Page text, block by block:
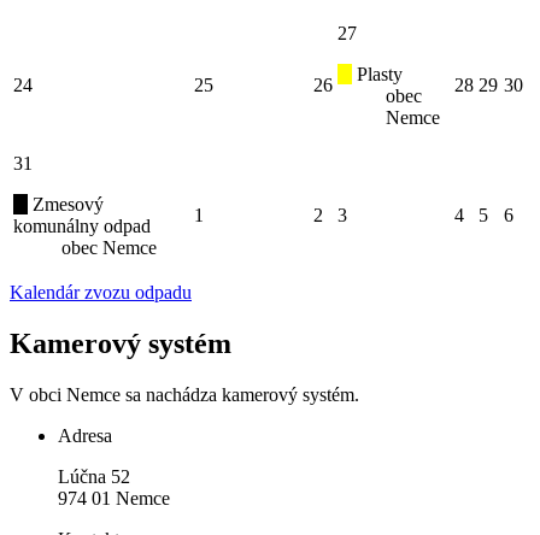
24 25 26
27
Plasty
obec
Nemce
28 29 30
31
Zmesový
komunálny odpad
obec Nemce
1 2 3 4 5 6
Kalendár zvozu odpadu
Kamerový systém
V obci Nemce sa nachádza kamerový systém.
Adresa
Lúčna 52
974 01 Nemce